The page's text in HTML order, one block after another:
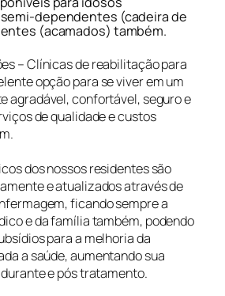
dependentes (cadeira de
(acamados) também.
– Clínicas de reabilitação para
opção para se viver em um
agradável, confortável, seguro e
de qualidade e custos
dos nossos residentes são
e atualizados através de
ficando sempre a
e da família também, podendo
para a melhoria da
a saúde, aumentando sua
e pós tratamento.